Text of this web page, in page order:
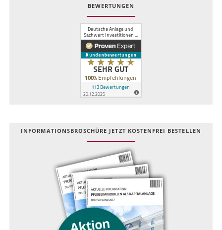
BEWERTUNGEN
INFOR­MATIONS­BROSCHÜRE JETZT KOSTEN­FREI BESTELLEN